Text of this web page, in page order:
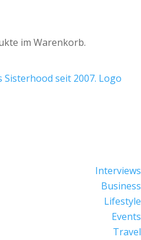
im Warenkorb.
Interviews
Business
Lifestyle
Events
Travel